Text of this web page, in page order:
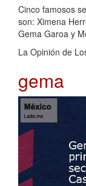
Cinco famosos
son: Ximena
Gema Garoa y
La Opinión de
gema